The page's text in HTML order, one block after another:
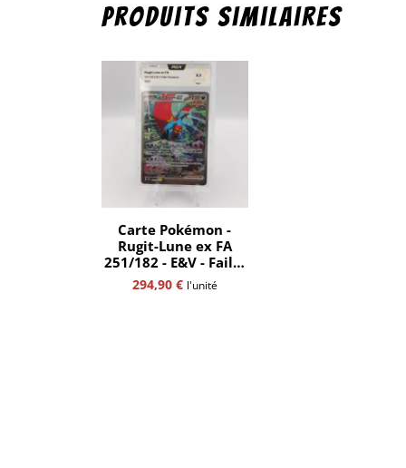
Produits similaires
Carte Pokémon -
Rugit-Lune ex FA
251/182 - E&V - Faille
Paradoxe - PCA 9,5 -
ref 51
294,90 € l'unité